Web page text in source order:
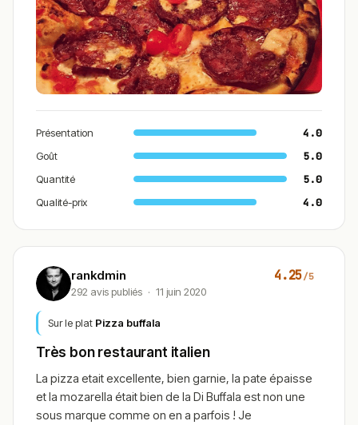
Présentation 4.0
Goût 5.0
Quantité 5.0
Qualité-prix 4.0
rankdmin
292 avis publiés · 11 juin 2020
4.25/5
Sur le plat Pizza buffala
Très bon restaurant italien
La pizza etait excellente, bien garnie, la pate épaisse
et la mozarella était bien de la Di Buffala est non une
sous marque comme on en a parfois ! Je